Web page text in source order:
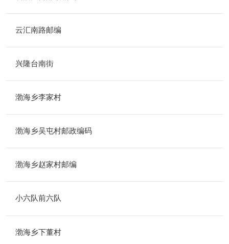
云汇南路邮编
兴隆台南街
渤海乡李家村
渤海乡吴屯村邮政编码
渤海乡赵家村邮编
小六队前六队
渤海乡下董村